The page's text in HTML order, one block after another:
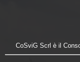
CoSviG Scrl è il